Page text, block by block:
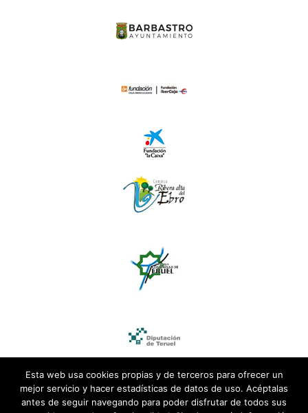
Esta web usa cookies propias y de terceros para ofrecer un
mejor servicio y hacer estadísticas de datos de uso. Acéptalas
antes de seguir navegando para poder disfrutar de todos sus